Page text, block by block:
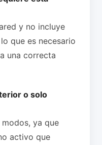
y no incluye
que es necesario
una correcta
o solo
ya que
activo que